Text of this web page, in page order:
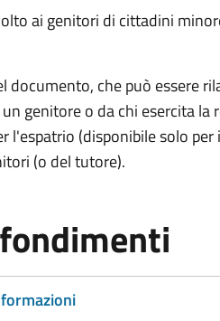
ai genitori di cittadini
documento, che può essere
genitore o da chi esercita
l'espatrio (disponibile solo
(o del tutore).